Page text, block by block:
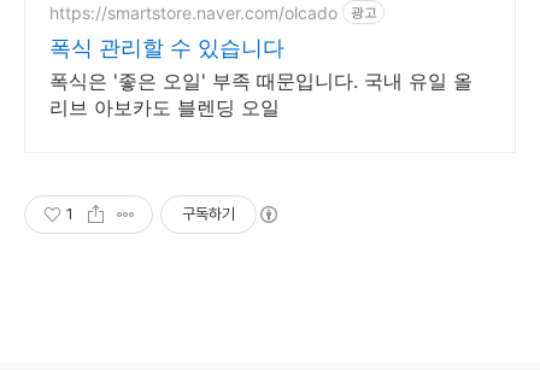
https://smartstore.naver.com/olcado 광고
폭식 관리할 수 있습니다
폭식은 '좋은 오일' 부족 때문입니다. 국내 유일 올
리브 아보카도 블렌딩 오일
1 구독하기